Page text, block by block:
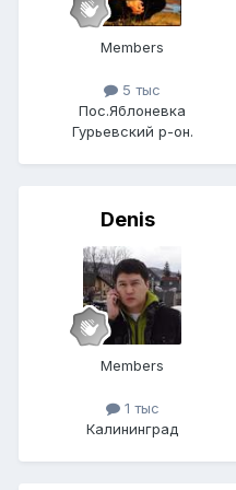
Members
5 тыс
Пос.Яблоневка
Гурьевский р-он.
Denis
Members
1 тыс
Калининград